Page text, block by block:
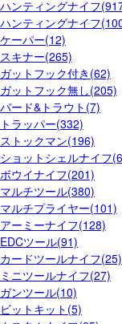
ハンティングナイフ
ハンティングナイフ
ケーパー(12)
スキナー(265)
ガットフック付き(62)
ガットフック無し(205)
バード&トラウト(7)
トラッパー(332)
ストックマン(196)
ショットシェルナイフ
ボウイナイフ(201)
マルチツール(380)
マルチプライヤー(101)
アーミーナイフ(128)
EDCツール(91)
カードツールナイフ(25)
ミニツールナイフ(27)
ガンツール(10)
ビットキット(5)